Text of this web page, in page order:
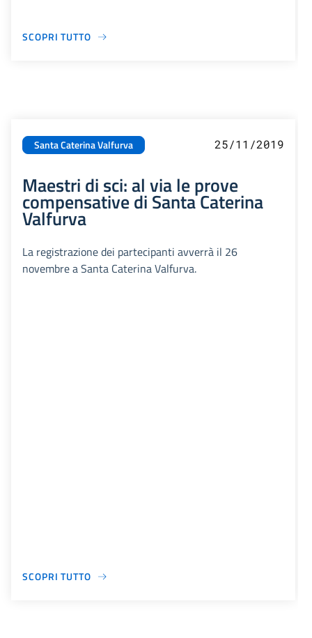
SCOPRI TUTTO
Santa Caterina Valfurva 25/11/2019
Maestri di sci: al via le prove
compensative di Santa Caterina
Valfurva
La registrazione dei partecipanti avverrà il 26
novembre a Santa Caterina Valfurva.
SCOPRI TUTTO